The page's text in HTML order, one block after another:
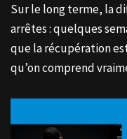
Sur le long terme, la
arrêtes : quelques
que la récupération
qu’on comprend